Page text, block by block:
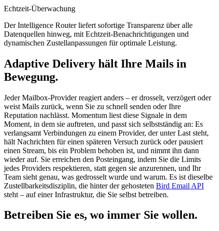
Echtzeit-Überwachung
Der Intelligence Router liefert sofortige Transparenz über alle
Datenquellen hinweg, mit Echtzeit-Benachrichtigungen und
dynamischen Zustellanpassungen für optimale Leistung.
Adaptive Delivery hält Ihre Mails in
Bewegung.
Jeder Mailbox-Provider reagiert anders – er drosselt, verzögert oder
weist Mails zurück, wenn Sie zu schnell senden oder Ihre
Reputation nachlässt. Momentum liest diese Signale in dem
Moment, in dem sie auftreten, und passt sich selbstständig an: Es
verlangsamt Verbindungen zu einem Provider, der unter Last steht,
hält Nachrichten für einen späteren Versuch zurück oder pausiert
einen Stream, bis ein Problem behoben ist, und nimmt ihn dann
wieder auf. Sie erreichen den Posteingang, indem Sie die Limits
jedes Providers respektieren, statt gegen sie anzurennen, und Ihr
Team sieht genau, was gedrosselt wurde und warum. Es ist dieselbe
Zustellbarkeitsdisziplin, die hinter der gehosteten Bird Email API
steht – auf einer Infrastruktur, die Sie selbst betreiben.
Betreiben Sie es, wo immer Sie wollen.